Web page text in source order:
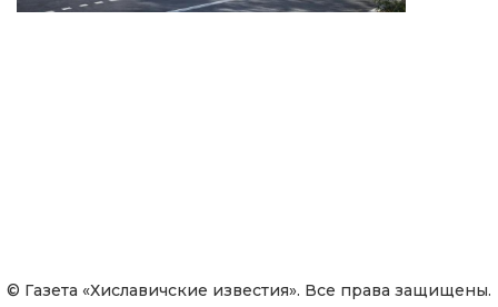
© Газета «Хиславичские известия». Все права защищены.